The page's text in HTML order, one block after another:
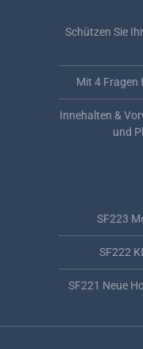
Schützen Sie
Mit 4 Fragen
Innehalten &
und
SF223
SF222
SF221 Neue